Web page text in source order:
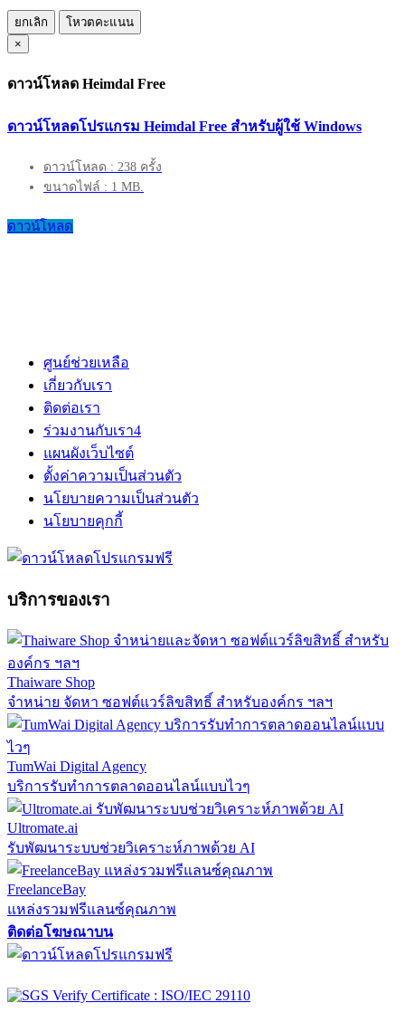
ยกเลิก
โหวตคะแนน
×
ดาวน์โหลด Heimdal Free
ดาวน์โหลดโปรแกรม Heimdal Free สำหรับผู้ใช้ Windows
ดาวน์โหลด : 238 ครั้ง
ขนาดไฟล์ : 1 MB.
ดาวน์โหลด
ศูนย์ช่วยเหลือ
เกี่ยวกับเรา
ติดต่อเรา
ร่วมงานกับเรา4
แผนผังเว็บไซต์
ตั้งค่าความเป็นส่วนตัว
นโยบายความเป็นส่วนตัว
นโยบายคุกกี้
บริการของเรา
Thaiware Shop
จำหน่าย จัดหา ซอฟต์แวร์ลิขสิทธิ์ สำหรับองค์กร ฯลฯ
TumWai Digital Agency
บริการรับทำการตลาดออนไลน์แบบไวๆ
Ultromate.ai
รับพัฒนาระบบช่วยวิเคราะห์ภาพด้วย AI
FreelanceBay
แหล่งรวมฟรีแลนซ์คุณภาพ
ติดต่อโฆษณาบน